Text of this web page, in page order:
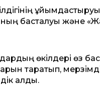
басталуы және
өкілдері өз
таратып,
алды.